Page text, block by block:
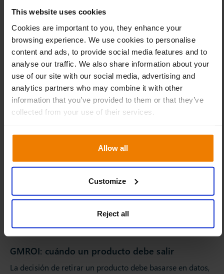
This website uses cookies
Cookies are important to you, they enhance your
browsing experience. We use cookies to personalise
content and ads, to provide social media features and to
analyse our traffic. We also share information about your
use of our site with our social media, advertising and
analytics partners who may combine it with other
information that you’ve provided to them or that they’ve
collected from your use of their services.
Allow all
Customize
Reject all
Phase-out: cómo retirar
productos sin erosionar el
margen
Mientras que la introducción de productos suele recibir
mucha atención, la retirada suele quedar en segundo
una parte significativa del capital inmovilizado.
maduros, descuidando aquellos que han perdido tracción.
El resultado es acumulación de stock, distorsión de
previsiones y pérdida de rentabilidad.
Gestionar el phase-out de forma activa es clave para
mantener la eficiencia del surtido.
GMROI: cuándo un producto debe salir
La decisión de retirar un producto debe basarse en datos,